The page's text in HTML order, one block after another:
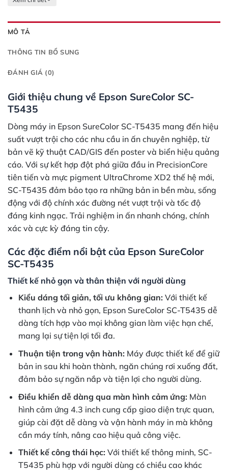
MÔ TẢ
THÔNG TIN BỔ SUNG
ĐÁNH GIÁ (0)
Giới thiệu chung về Epson SureColor SC-
T5435
Dòng máy in Epson SureColor SC-T5435 mang đến hiệu
suất vượt trội cho các nhu cầu in ấn chuyên nghiệp, từ
bản vẽ kỹ thuật CAD/GIS đến poster và biển hiệu quảng
cáo. Với sự kết hợp đột phá giữa đầu in PrecisionCore
tiên tiến và mực pigment UltraChrome XD2 thế hệ mới,
SC-T5435 đảm bảo tạo ra những bản in bền màu, sống
động với độ chính xác đường nét vượt trội và tốc độ
đáng kinh ngạc. Trải nghiệm in ấn nhanh chóng, chính
xác và cực kỳ đáng tin cậy.
Các đặc điểm nổi bật của Epson SureColor
SC-T5435
Thiết kế nhỏ gọn và thân thiện với người dùng
Kiểu dáng tối giản, tối ưu không gian:Với thiết kế
thanh lịch và nhỏ gọn, Epson SureColor SC-T5435 dễ
dàng tích hợp vào mọi không gian làm việc hạn chế,
mang lại sự tiện lợi tối đa.
Thuận tiện trong vận hành:Máy được thiết kế để giữ
bản in sau khi hoàn thành, ngăn chúng rơi xuống đất,
đảm bảo sự ngăn nắp và tiện lợi cho người dùng.
Điều khiển dễ dàng qua màn hình cảm ứng:Màn
hình cảm ứng 4.3 inch cung cấp giao diện trực quan,
giúp cài đặt dễ dàng và vận hành máy in mà không
cần máy tính, nâng cao hiệu quả công việc.
Thiết kế công thái học:Với thiết kế thông minh, SC-
T5435 phù hợp với người dùng có chiều cao khác